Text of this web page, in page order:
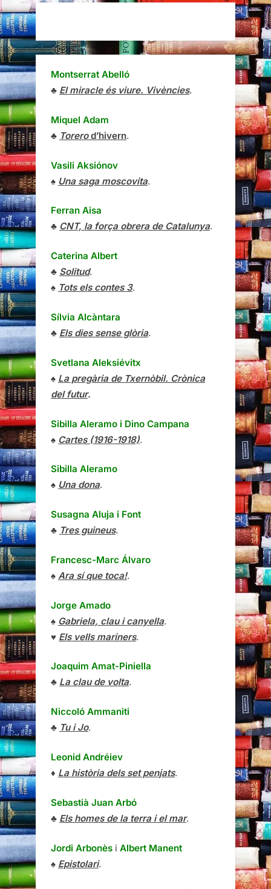
Montserrat Abelló
♣ El miracle és viure. Vivències.
Miquel Adam
♣ Torerod’hivern.
Vasili Aksiónov
♠ Una saga moscovita.
Ferran Aisa
♣ CNT, la força obrera de Catalunya.
Caterina Albert
♣ Solitud.
♠ Tots els contes 3.
Sílvia Alcàntara
♣ Els dies sense glòria.
Svetlana Aleksiévitx
♠ La pregària de Txernòbil. Crònica
del futur.
Sibilla Aleramo i Dino Campana
♠ Cartes (1916-1918).
Sibilla Aleramo
♠ Una dona.
Susagna Aluja i Font
♣ Tres guineus.
Francesc-Marc Álvaro
♠ Ara sí que toca!.
Jorge Amado
♠ Gabriela, clau i canyella.
♥ Els vells mariners.
Joaquim Amat-Piniella
♣ La clau de volta.
Niccoló Ammaniti
♣ Tu i Jo.
Leonid Andréiev
♦ La història dels set penjats.
Sebastià Juan Arbó
♣ Els homes de la terra i el mar.
Jordi Arbonès i Albert Manent
♠ Epistolari.